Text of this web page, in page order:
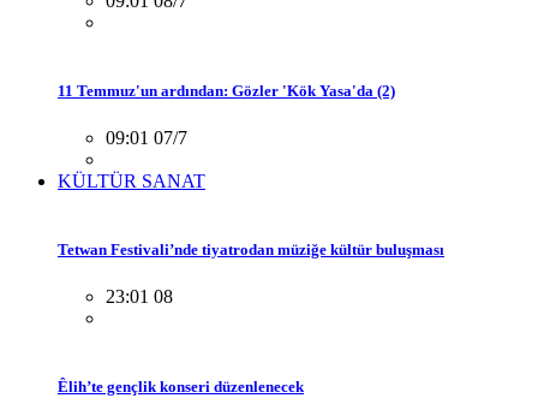
11 Temmuz'un ardından: Gözler 'Kök Yasa'da (2)
09:01 07/7
KÜLTÜR SANAT
Tetwan Festivali’nde tiyatrodan müziğe kültür buluşması
23:01 08
Êlih’te gençlik konseri düzenlenecek